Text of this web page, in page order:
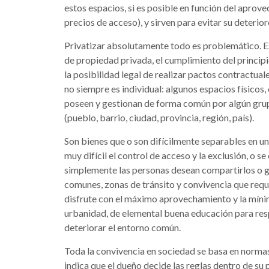
estos espacios, si es posible en función del
precios de acceso), y sirven para evitar su
Privatizar absolutamente todo es problemático.
de propiedad privada, el cumplimiento del
la posibilidad legal de realizar pactos
no siempre es individual: algunos espacios
poseen y gestionan de forma común por algún
(pueblo, barrio, ciudad, provincia, región, país).
Son bienes que o son difícilmente separables en
muy difícil el control de acceso y la exclusión, o
simplemente las personas desean compartirlos o
comunes, zonas de tránsito y convivencia que
disfrute con el máximo aprovechamiento y la
urbanidad, de elemental buena educación para
deteriorar el entorno común.
Toda la convivencia en sociedad se basa en
indica que el dueño decide las reglas dentro de